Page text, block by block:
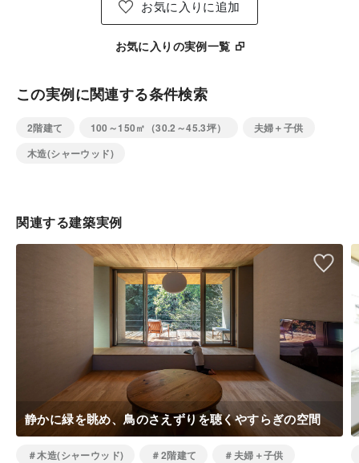
お気に入りに追加
お気に入りの実例一覧
この実例に関連する条件検索
2階建て 100～150㎡（30.2～45.3坪）
夫婦＋子供
木造(シャーウッド)
関連する建築実例
静かに緑を眺め、鳥のさえずりを聴くやすらぎの空間
＃木造(シャーウッド) ＃2階建て
＃夫婦＋子供